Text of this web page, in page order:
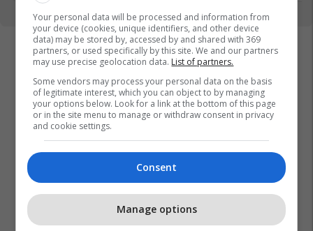
Your personal data will be processed and information from
your device (cookies, unique identifiers, and other device
data) may be stored by, accessed by and shared with 369
partners, or used specifically by this site. We and our partners
may use precise geolocation data. List of partners.
Some vendors may process your personal data on the basis
of legitimate interest, which you can object to by managing
your options below. Look for a link at the bottom of this page
or in the site menu to manage or withdraw consent in privacy
and cookie settings.
Consent
Manage options